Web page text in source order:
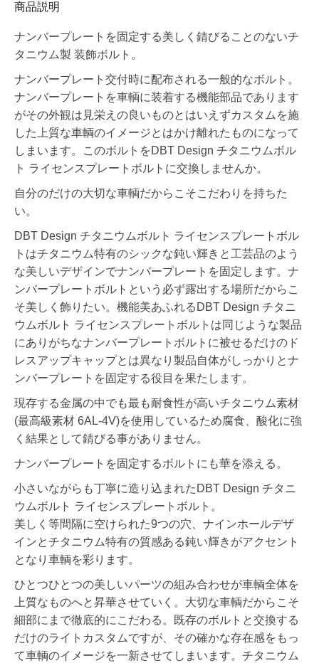
商品説明
ナンバープレートを固定する美しく錆びることのないチ
タニウム製 装飾ボルト。
ナンバープレート交付時に配布される一般的なボルト。
ナンバープレートを車輌に装着する機能部品であります
がその外観は見栄えの良いものとはいえずカスタムを施
した上質な車輌のイメージとはかけ離れたものになって
しまいます。このボルトをDBT Design チタニウムボル
ト ライセンスプレートボルトに交換しませんか。
自分のだけの大切な車輌だからこそこだわりを持ちた
い。
DBT Design チタニウムボルト ライセンスプレートボル
トはチタニウム特有のシックな鈍い輝きと工芸品のよう
な美しいデザインでナンバープレートを固定します。ナ
ンバープレートボルトという必ず露出する場所だからこ
そ美しく飾りたい。機能美あふれるDBT Design チタニ
ウムボルト ライセンスプレートボルトは同じような製品
にありがちなナンバープレートボルトに被せるだけのド
レスアップキャップとは異なり製品自体がしっかりとナ
ンバープレートを固定する役目を果たします。
現存する金属の中でも最も耐食性が高いチタニウム素材
(最高級素材 6AL-4V)を使用しているため腐食、酸化に強
く結果として錆びる事がありません。
ナンバープレートを固定するボルトにも華を添える。
小さいながらも丁寧に造り込まれたDBT Design チタニ
ウムボルト ライセンスプレートボルト。
美しく等間隔に空けられた9つの穴、ナインホールデザ
インとチタニウム特有の質感ある鈍い輝きがアクセント
となり車輌を彩ります。
ひとつひとつの美しいパーツの組み合わせが車輌全体を
上質なものへと昇華させていく。大切な車輌だからこそ
細部にまで徹底的にこだわる。既存のボルトと交換する
だけのライトカスタムですが、その確かな存在感をもっ
て車輌のイメージを一新させてしまいます。チタニウム